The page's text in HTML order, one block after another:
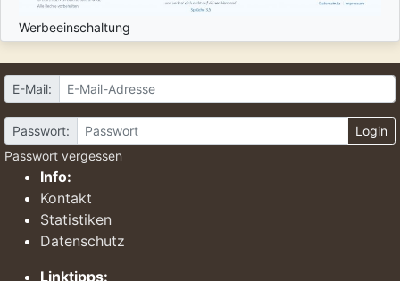
Werbeeinschaltung
E-Mail:
Passwort:
Login
Passwort vergessen
Info:
Kontakt
Statistiken
Datenschutz
Linktipps: